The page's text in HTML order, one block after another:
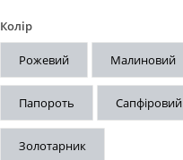
Колір
Рожевий Малиновий
Папороть Сапфіровий
Золотарник